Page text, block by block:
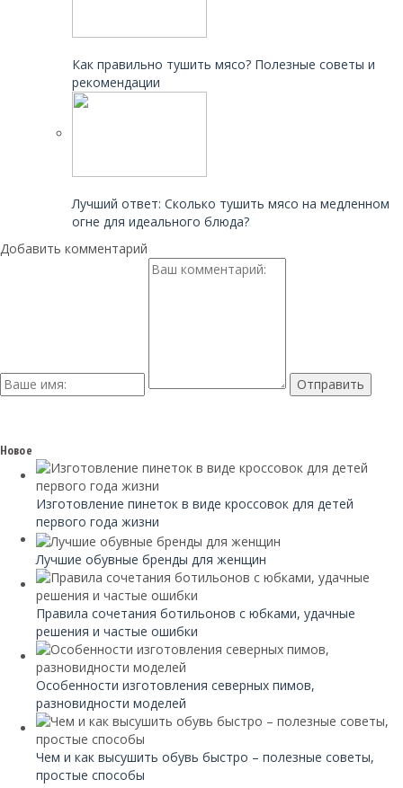
Как правильно тушить мясо? Полезные советы и
рекомендации
Лучший ответ: Сколько тушить мясо на медленном
огне для идеального блюда?
Добавить комментарий
Новое
Изготовление пинеток в виде кроссовок для детей
первого года жизни
Лучшие обувные бренды для женщин
Правила сочетания ботильонов с юбками, удачные
решения и частые ошибки
Особенности изготовления северных пимов,
разновидности моделей
Чем и как высушить обувь быстро – полезные советы,
простые способы